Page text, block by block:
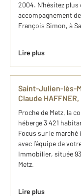
2004. N'hésitez
accompagnement
François Simon, à
Lire plus
Saint-Julien-lès-
Claude
Proche de Metz, la
héberge 3 421
Focus sur le
avec l’équipe de
Immobilier, située
Metz.
Lire plus